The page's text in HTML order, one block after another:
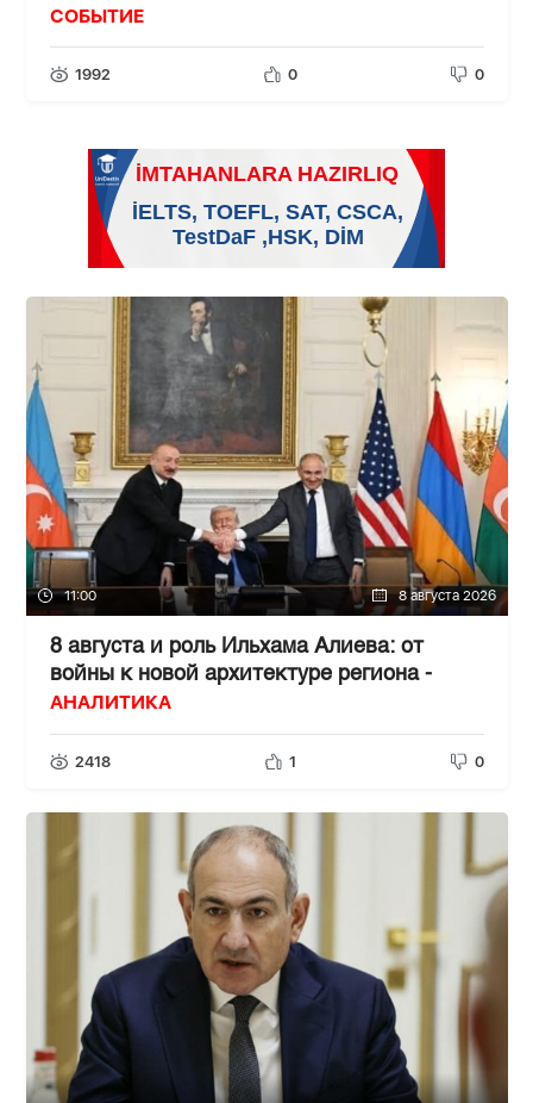
СОБЫТИЕ
1992 0 0
11:00 8 августа 2026
8 августа и роль Ильхама Алиева: от
войны к новой архитектуре региона -
АНАЛИТИКА
2418 1 0